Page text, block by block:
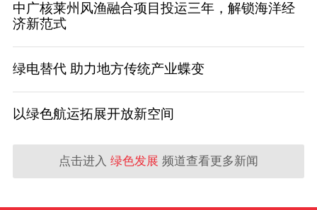
中广核莱州风渔融合项目投运三年，解锁海洋经
济新范式
绿电替代 助力地方传统产业蝶变
以绿色航运拓展开放新空间
点击进入 绿色发展 频道查看更多新闻